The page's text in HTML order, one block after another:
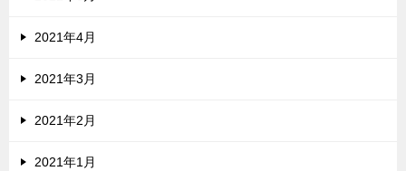
2021年4月
2021年3月
2021年2月
2021年1月